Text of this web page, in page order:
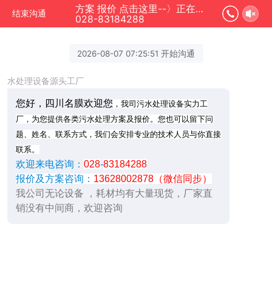
结束沟通
方案 报价 点击这里--〉正在为您服务
028-83184288
2026-08-07 07:25:51 开始沟通
水处理设备源头工厂
您好，四川名膜欢迎您 ，我司污水处理设备实力工
厂，为您提供各类污水处理方案及报价。您也可以留下问
题、姓名、联系方式，我们会安排专业的技术人员与你直接
联系。
欢迎来电咨询： 028-83184288
报价及方案咨询： 13628002878（微信同步）
我公司无论设备 ，耗材均有大量现货，厂家直
销没有中间商，欢迎咨询